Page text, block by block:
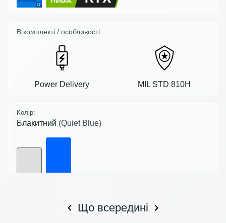
В комплекті / особливості:
Power Delivery MIL STD 810H
Колір:
Блакитний (Quiet Blue)
Що всередині